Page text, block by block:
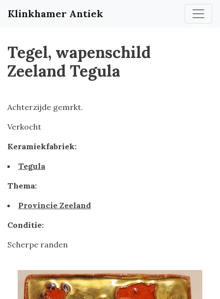
Klinkhamer Antiek
Tegel, wapenschild
Zeeland Tegula
Achterzijde gemrkt.
Verkocht
Keramiekfabriek:
Tegula
Thema:
Provincie Zeeland
Conditie:
Scherpe randen